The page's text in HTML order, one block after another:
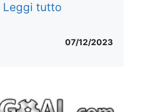
Leggi tutto
07/12/2023